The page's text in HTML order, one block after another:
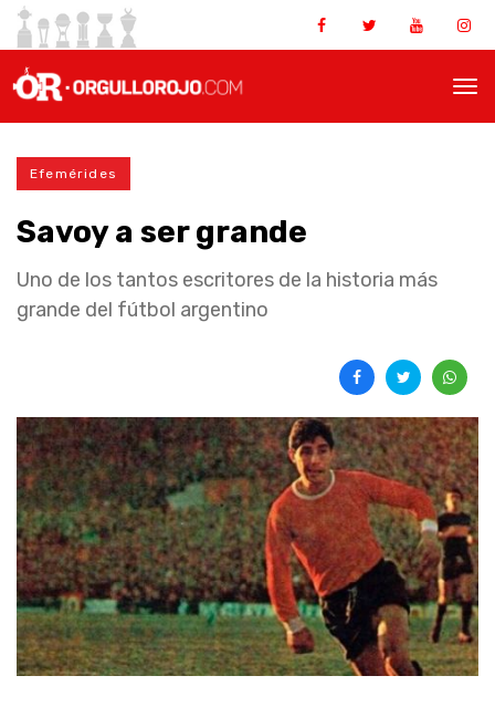
Efemérides
Savoy a ser grande
Uno de los tantos escritores de la historia más
grande del fútbol argentino